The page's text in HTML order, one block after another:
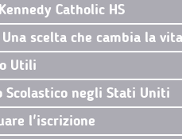
Catholic HS
scelta che cambia la vita
Utili
Scolastico negli Stati Uniti
l'iscrizione